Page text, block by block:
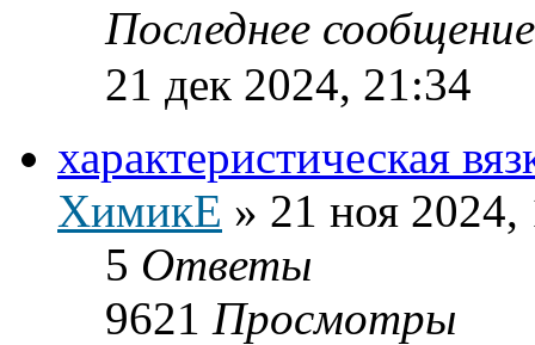
Последнее
21 дек 2024, 21:34
характеристическая
ХимикЕ » 21 ноя 2024,
5 Ответы
9621 Просмотры